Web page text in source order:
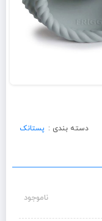
دسته بندی : پستانک
ناموجود